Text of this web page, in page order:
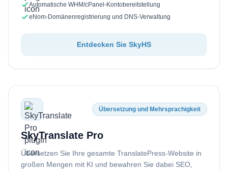
Automatische WHM/cPanel-Kontobereitstellung
eNom-Domänenregistrierung und DNS-Verwaltung
Entdecken Sie SkyHS
Übersetzung und Mehrsprachigkeit
SkyTranslate Pro
Übersetzen Sie Ihre gesamte TranslatePress-Website in
großen Mengen mit KI und bewahren Sie dabei SEO,